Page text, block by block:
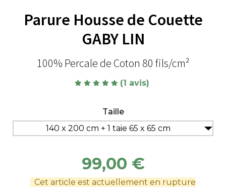
Parure Housse de Couette
GABY LIN
100% Percale de Coton 80 fils/cm²
(1 avis)
Taille
140 x 200 cm + 1 taie 65 x 65 cm
99,00 €
Cet article est actuellement en rupture